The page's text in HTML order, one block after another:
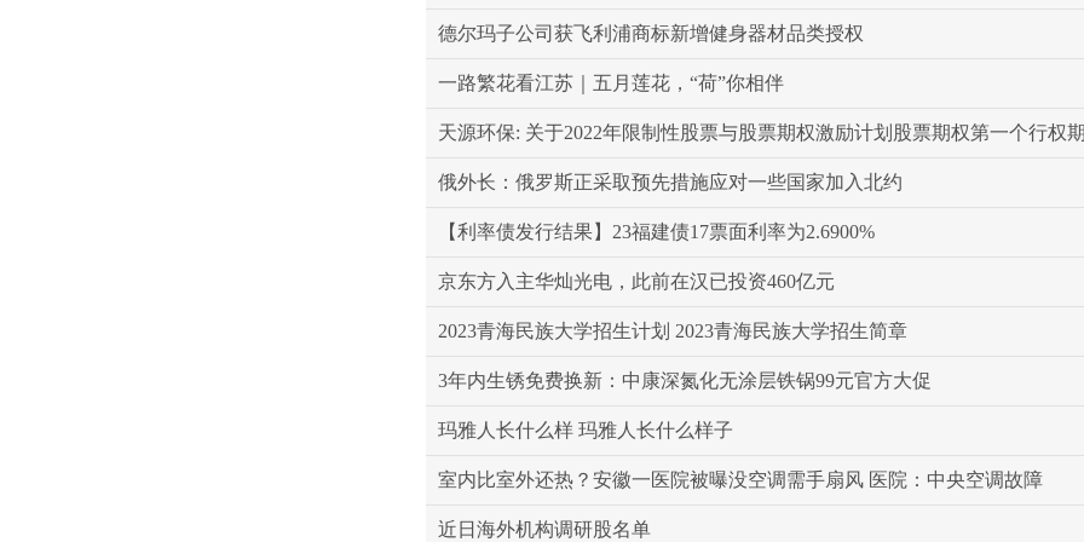
德尔玛子公司获飞利浦商标新增健身器材品类授权
一路繁花看江苏｜五月莲花，“荷”你相伴
俄外长：俄罗斯正采取预先措施应对一些国家加入北约
【利率债发行结果】23福建债17票面利率为2.6900%
京东方入主华灿光电，此前在汉已投资460亿元
2023青海民族大学招生计划 2023青海民族大学招生简章
3年内生锈免费换新：中康深氮化无涂层铁锅99元官方大促
玛雅人长什么样 玛雅人长什么样子
室内比室外还热？安徽一医院被曝没空调需手扇风 医院：中央空调故障
近日海外机构调研股名单